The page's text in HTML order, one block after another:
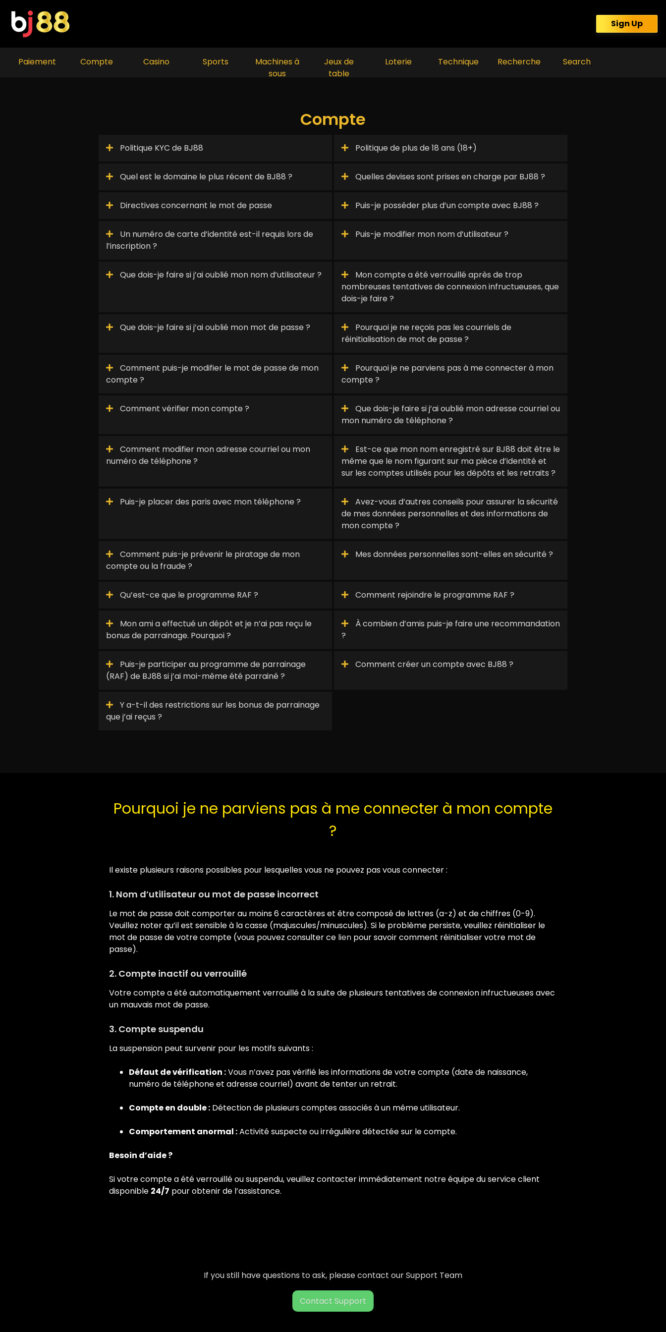
content
Sign Up
Paiement Compte Casino Sports
Machines à
sous
Jeux de
table
Loterie Technique Recherche Search
Compte
Politique KYC de BJ88 Politique de plus de 18 ans (18+)
Quel est le domaine le plus récent de BJ88 ? Quelles devises sont prises en charge par BJ88 ?
Directives concernant le mot de passe Puis-je posséder plus d’un compte avec BJ88 ?
Un numéro de carte d’identité est-il requis lors de
l’inscription ?
Puis-je modifier mon nom d’utilisateur ?
Que dois-je faire si j’ai oublié mon nom d’utilisateur ?
Mon compte a été verrouillé après de trop
nombreuses tentatives de connexion infructueuses, que
dois-je faire ?
Que dois-je faire si j’ai oublié mon mot de passe ?
Pourquoi je ne reçois pas les courriels de
réinitialisation de mot de passe ?
Comment puis-je modifier le mot de passe de mon
compte ?
Pourquoi je ne parviens pas à me connecter à mon
compte ?
Comment vérifier mon compte ?
Que dois-je faire si j’ai oublié mon adresse courriel ou
mon numéro de téléphone ?
Comment modifier mon adresse courriel ou mon
numéro de téléphone ?
Est-ce que mon nom enregistré sur BJ88 doit être le
même que le nom figurant sur ma pièce d’identité et
sur les comptes utilisés pour les dépôts et les retraits ?
Puis-je placer des paris avec mon téléphone ?
Avez-vous d’autres conseils pour assurer la sécurité
de mes données personnelles et des informations de
mon compte ?
Comment puis-je prévenir le piratage de mon
compte ou la fraude ?
Mes données personnelles sont-elles en sécurité ?
Qu’est-ce que le programme RAF ? Comment rejoindre le programme RAF ?
Mon ami a effectué un dépôt et je n’ai pas reçu le
bonus de parrainage. Pourquoi ?
À combien d’amis puis-je faire une recommandation
?
Puis-je participer au programme de parrainage
(RAF) de BJ88 si j’ai moi-même été parrainé ?
Comment créer un compte avec BJ88 ?
Y a-t-il des restrictions sur les bonus de parrainage
que j’ai reçus ?
Pourquoi je ne parviens pas à me connecter à mon compte
?
Il existe plusieurs raisons possibles pour lesquelles vous ne pouvez pas vous connecter :
1. Nom d’utilisateur ou mot de passe incorrect
Le mot de passe doit comporter au moins 6 caractères et être composé de lettres (a-z) et de chiffres (0-9).
Veuillez noter qu’il est sensible à la casse (majuscules/minuscules). Si le problème persiste, veuillez réinitialiser le
mot de passe de votre compte (vous pouvez consulter ce lien pour savoir comment réinitialiser votre mot de
passe).
2. Compte inactif ou verrouillé
Votre compte a été automatiquement verrouillé à la suite de plusieurs tentatives de connexion infructueuses avec
un mauvais mot de passe.
3. Compte suspendu
La suspension peut survenir pour les motifs suivants :
Défaut de vérification :Vous n’avez pas vérifié les informations de votre compte (date de naissance,
numéro de téléphone et adresse courriel) avant de tenter un retrait.
Compte en double : Détection de plusieurs comptes associés à un même utilisateur.
Comportement anormal :Activité suspecte ou irrégulière détectée sur le compte.
Besoin d’aide ?
Si votre compte a été verrouillé ou suspendu, veuillez contacter immédiatement notre équipe du service client
disponible 24/7 pour obtenir de l’assistance.
If you still have questions to ask, please contact our Support Team
Contact Support